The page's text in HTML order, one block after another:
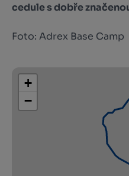
cedule s dobře
Foto: Adrex Base Camp
+
−